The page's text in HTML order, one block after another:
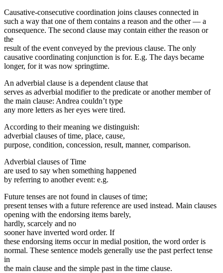
Causative-consecutive coordination joins clauses connected in
such a way that one of them contains a rea­son and the other — a
consequence. The second clause may contain either the reason or
the
result of the event conveyed by the previous clause. The only
causative coordinating conjunction is for. E.g. The days became
longer, for it was now springtime.
An adverbial clause is a dependent clause that
serves as adverbial modifier to the predicate or another member of
the main clause: Andrea couldn’t type
any more letters as her eyes were tired.
According to their meaning we distinguish:
adverbial clauses of time, place, cause,
purpose, condition, concession, result, manner, comparison.
Adverbial clauses of Time
are used to say when something happened
by referring to another event: e.g.
Future tenses are not found in clauses of time;
present tenses with a future reference are used instead. Main clauses
opening with the endorsing items barely,
hardly, scarcely and no
sooner have inverted word order. If
these endorsing items occur in medial position, the word order is
normal. These sentence models generally use the past perfect tense
in
the main clause and the simple past in the time clause.